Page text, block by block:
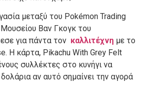
μεταξύ του Pokémon Trading
Μουσείου Βαν Γκογκ του
για πάντα τον καλλιτέχνη με το
. Η κάρτα, Pikachu With Grey Felt
συλλέκτες στο κυνήγι να
δολάρια αν αυτό σημαίνει την αγορά